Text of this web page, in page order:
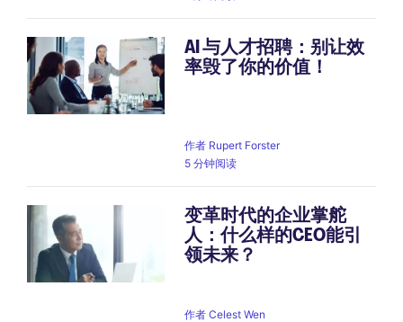
AI 与人才招聘：别让效
率毁了你的价值！
作者 Rupert Forster
5 分钟阅读
变革时代的企业掌舵
人：什么样的CEO能引
领未来？
作者 Celest Wen